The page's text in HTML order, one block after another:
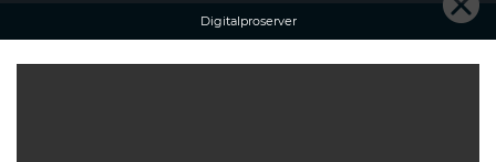
Digitalproserver